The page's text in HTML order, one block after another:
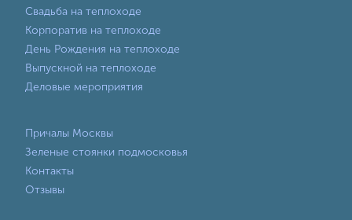
Свадьба на теплоходе
Корпоратив на теплоходе
День Рождения на теплоходе
Выпускной на теплоходе
Деловые мероприятия
Причалы Москвы
Зеленые стоянки подмосковья
Контакты
Отзывы